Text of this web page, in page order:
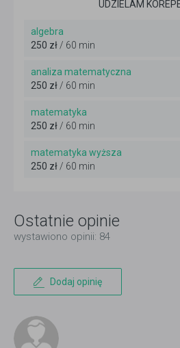
UDZIELAM
algebra
250 zł / 60 min
analiza matematyczna
250 zł / 60 min
matematyka
250 zł / 60 min
matematyka wyższa
250 zł / 60 min
Ostatnie opinie
wystawiono opinii: 84
Dodaj opinię